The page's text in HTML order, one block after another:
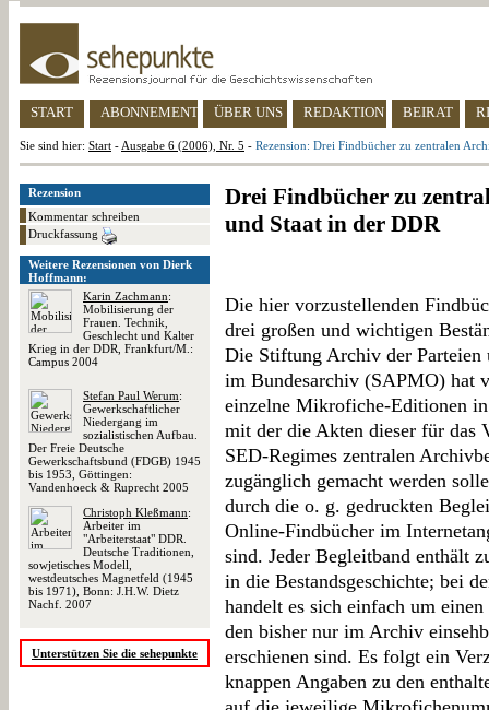
START ABONNEMENT ÜBER UNS REDAKTION BEIRAT
Sie sind hier: Start - Ausgabe 6 (2006), Nr. 5 - Rezension: Drei Findbücher zu zentralen
Rezension
Kommentar schreiben
Druckfassung
Weitere Rezensionen von Dierk
Hoffmann:
Karin Zachmann:
Mobilisierung der
Frauen. Technik,
Geschlecht und Kalter
Krieg in der DDR, Frankfurt/M.:
Campus 2004
Stefan Paul Werum:
Gewerkschaftlicher
Niedergang im
sozialistischen Aufbau.
Der Freie Deutsche
Gewerkschaftsbund (FDGB) 1945
bis 1953, Göttingen:
Vandenhoeck & Ruprecht 2005
Christoph Kleßmann:
Arbeiter im
"Arbeiterstaat" DDR.
Deutsche Traditionen,
sowjetisches Modell,
westdeutsches Magnetfeld (1945
bis 1971), Bonn: J.H.W. Dietz
Nachf. 2007
Unterstützen Sie die sehepunkte
Drei Findbücher zu
und Staat in der DDR
Die hier vorzustellenden
drei großen und wichtigen
Die Stiftung Archiv der Parteien
im Bundesarchiv (SAPMO) hat
einzelne Mikrofiche-Editionen
mit der die Akten dieser für das
SED-Regimes zentralen
zugänglich gemacht werden
durch die o. g. gedruckten
Online-Findbücher im
sind. Jeder Begleitband enthält
in die Bestandsgeschichte; bei
handelt es sich einfach um
den bisher nur im Archiv
erschienen sind. Es folgt ein
knappen Angaben zu den